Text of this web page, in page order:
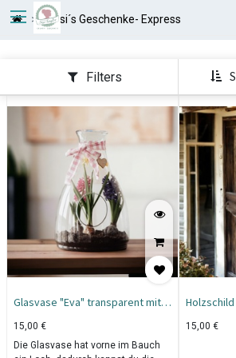
Susi´s Geschenke- Express
Filters
Glasvase "Eva" transparent mit
Loch H36 D23,5cm
15,00 €
Die Glasvase hat vorne im Bauch
15,00 €